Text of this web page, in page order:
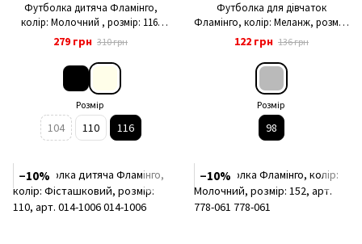
Футболка дитяча Фламінго,
колір: Молочний , розмір: 116,
арт. 778-061
279 грн 310 грн
Розмір
104 110 116
Футболка для дівчаток
Фламінго, колір: Меланж, розмір:
98, арт. 041-417
122 грн 136 грн
Розмір
98
−10% −10%